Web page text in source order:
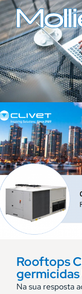
Rooftops
germicidas
Na sua resposta